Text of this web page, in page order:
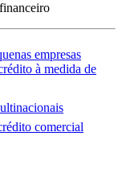
empresas
à medida de
comercial